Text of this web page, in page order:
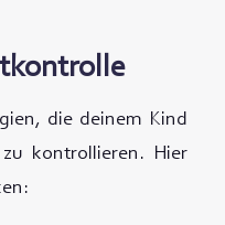
die deinem Kind
kontrollieren. Hier